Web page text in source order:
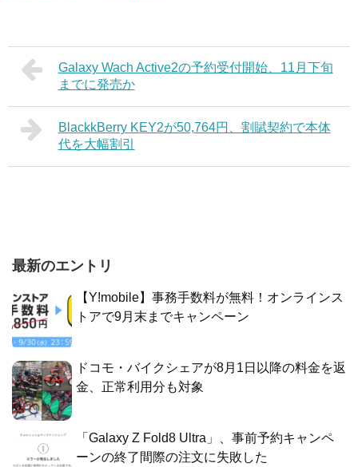
Galaxy Wach Active2の予約受付開始、11月下旬
までに発売か
BlackkBerry KEY2が50,764円、割賦契約で本体
代を大幅割引
最新のエントリ
【Y!mobile】事務手数料が無料！オンラインス
トアで9月末までキャンペーン
ドコモ・バイクシェアが8月1日以降の料金を返
金、正常利用分も対象
「Galaxy Z Fold8 Ultra」、事前予約キャンペ
ーンの終了間際の注文に失敗した